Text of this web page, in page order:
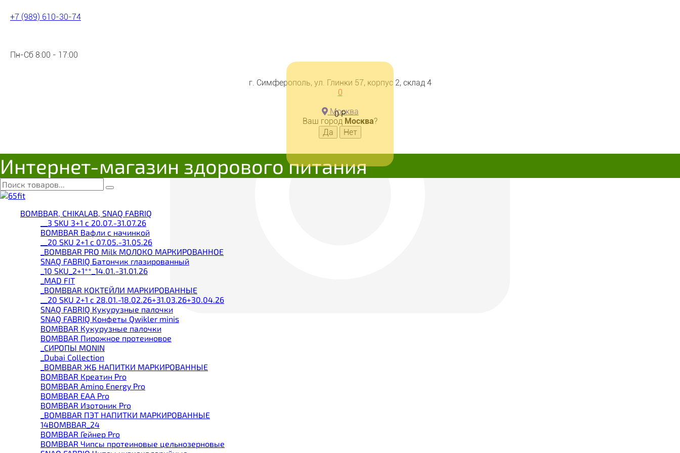
+7 (989) 610-30-74
Пн-Сб 8:00 - 17:00
г. Симферополь, ул. Глинки 57, корпус 2, склад 4
0
0Р
Москва
Ваш город Москва?
Интернет-магазин здорового питания
BOMBBAR, CHIKALAB, SNAQ FABRIQ
__3 SKU 3+1 с 20.07.-31.07.26
BOMBBAR Вафли с начинкой
__20 SKU 2+1 с 07.05.-31.05.26
_BOMBBAR PRO Milk МОЛОКО МАРКИРОВАННОЕ
SNAQ FABRIQ Батончик глазированный
_10 SKU_2+1**_14.01.-31.01.26
_MAD FIT
_BOMBBAR КОКТЕЙЛИ МАРКИРОВАННЫЕ
__20 SKU 2+1 с 28.01.-18.02.26+31.03.26+30.04.26
SNAQ FABRIQ Кукурузные палочки
SNAQ FABRIQ Конфеты Qwikler minis
BOMBBAR Кукурузные палочки
BOMBBAR Пирожное протеиновое
_CИРОПЫ MONIN
_Dubai Collection
_BOMBBAR ЖБ НАПИТКИ МАРКИРОВАННЫЕ
BOMBBAR Креатин Pro
BOMBBAR Amino Energy Pro
BOMBBAR EAA Pro
BOMBBAR Изотоник Pro
_BOMBBAR ПЭТ НАПИТКИ МАРКИРОВАННЫЕ
14BOMBBAR_24
BOMBBAR Гейнер Pro
BOMBBAR Чипсы протеиновые цельнозерновые